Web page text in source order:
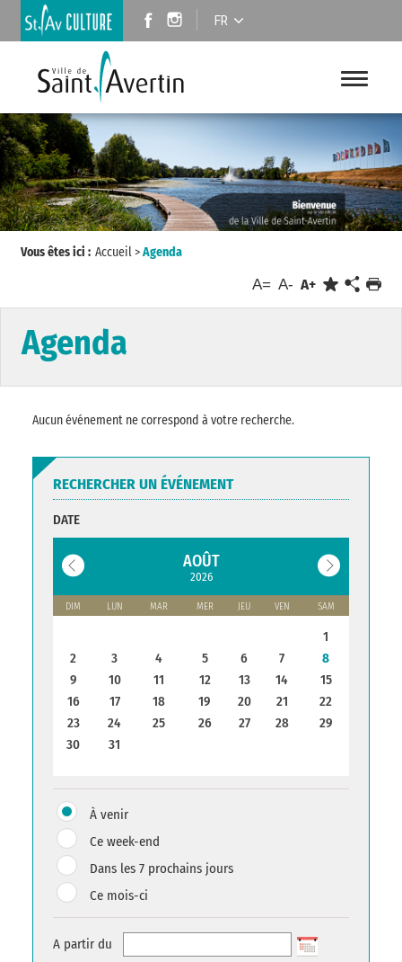
FR
Vous êtes ici : Accueil>Agenda
A= A- A+
Agenda
Aucun événement ne correspond à votre recherche.
RECHERCHER UN ÉVÉNEMENT
DATE
AOÛT
2026
DIM LUN MAR MER JEU VEN SAM
1
2
3 4 5 6 7
8
9
10 11 12 13 14
15
16
17 18 19 20 21
22
23
24 25 26 27 28
29
30
31
À venir
Ce week-end
Dans les 7 prochains jours
Ce mois-ci
A partir du